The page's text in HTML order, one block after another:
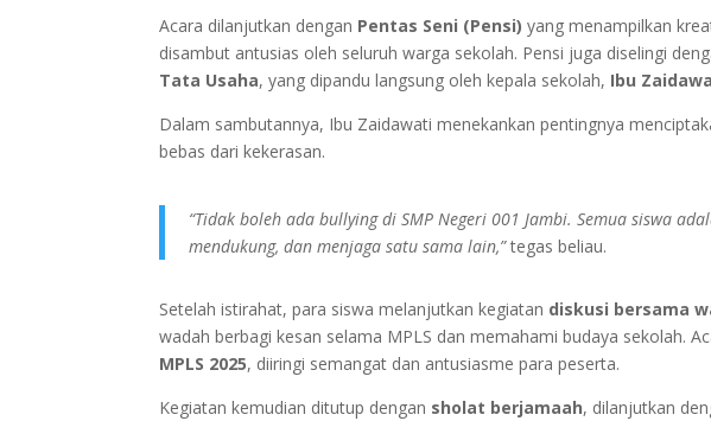
Acara dilanjutkan dengan Pentas Seni (Pensi) yang menampilkan
disambut antusias oleh seluruh warga sekolah. Pensi juga diselingi
Tata Usaha, yang dipandu langsung oleh kepala sekolah, Ibu
Dalam sambutannya, Ibu Zaidawati menekankan pentingnya
bebas dari kekerasan.
“Tidak boleh ada bullying di SMP Negeri 001 Jambi. Semua siswa
mendukung, dan menjaga satu sama lain,”tegas beliau.
Setelah istirahat, para siswa melanjutkan kegiatan diskusi bersama
wadah berbagi kesan selama MPLS dan memahami budaya sekolah.
MPLS 2025, diiringi semangat dan antusiasme para peserta.
Kegiatan kemudian ditutup dengan sholat berjamaah, dilanjutkan